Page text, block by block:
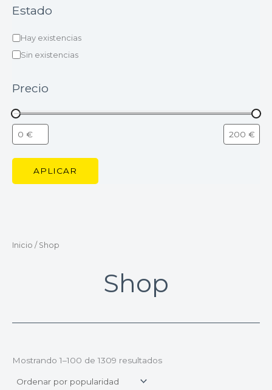
Estado
Hay existencias
Sin existencias
Precio
APLICAR
Inicio / Shop
Shop
Mostrando 1–100 de 1309 resultados